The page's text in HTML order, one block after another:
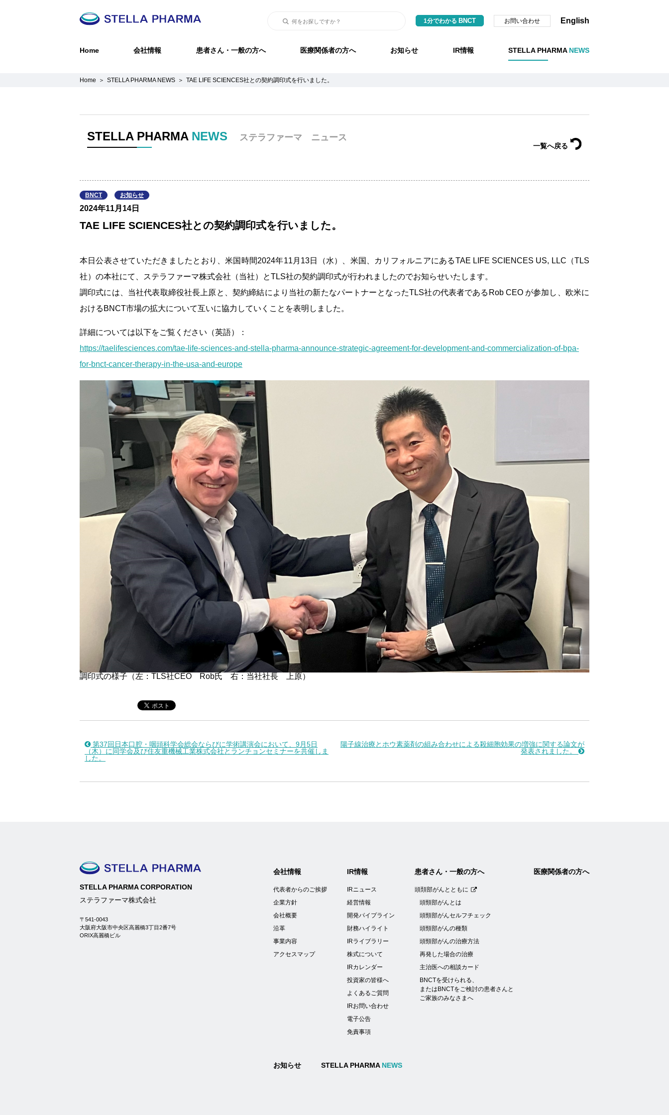
Home 会社情報 患者さん・一般の方へ 医療関係者の方へ お知らせ IR情報 STELLA PHARMA NEWS
1分でわかる BNCT お問い合わせ English
Home STELLA PHARMA NEWS TAE LIFE SCIENCES社との契約調印式を行いました。
STELLA PHARMA NEWS ステラファーマ ニュース
一覧へ戻る
BNCT お知らせ
2024年11月14日
TAE LIFE SCIENCES社との契約調印式を行いました。
本日公表させていただきましたとおり、米国時間2024年11月13日（水）、米国、カリフォルニアにあるTAE LIFE SCIENCES US, LLC（TLS
社）の本社にて、ステラファーマ株式会社（当社）とTLS社の契約調印式が行われましたのでお知らせいたします。
調印式には、当社代表取締役社長上原と、契約締結により当社の新たなパートナーとなったTLS社の代表者であるRob CEO が参加し、欧米に
おけるBNCT市場の拡大について互いに協力していくことを表明しました。
詳細については以下をご覧ください（英語）：
https://taelifesciences.com/tae-life-sciences-and-stella-pharma-announce-strategic-agreement-for-development-and-commercialization-of-bpa-
for-bnct-cancer-therapy-in-the-usa-and-europe
調印式の様子（左：TLS社CEO Rob氏 右：当社社長 上原）
第37回日本口腔・咽頭科学会総会ならびに学術講演会において、9月5日
（木）に同学会及び住友重機械工業株式会社とランチョンセミナーを共催しま
した。
陽子線治療とホウ素薬剤の組み合わせによる殺細胞効果の増強に関する論文が
発表されました。
STELLA PHARMA CORPORATION
ステラファーマ株式会社
〒541-0043
大阪府大阪市中央区高麗橋3丁目2番7号
ORIX高麗橋ビル
会社情報
代表者からのご挨拶
企業方針
会社概要
沿革
事業内容
アクセスマップ
IR情報
IRニュース
経営情報
開発パイプライン
財務ハイライト
IRライブラリー
株式について
IRカレンダー
投資家の皆様へ
よくあるご質問
IRお問い合わせ
電子公告
免責事項
患者さん・一般の方へ
頭頚部がんとともに
頭頸部がんとは
頭頸部がんセルフチェック
頭頸部がんの種類
頭頸部がんの治療方法
再発した場合の治療
主治医への相談カード
BNCTを受けられる、
またはBNCTをご検討の患者さんと
ご家族のみなさまへ
医療関係者の方へ
お知らせ STELLA PHARMA NEWS